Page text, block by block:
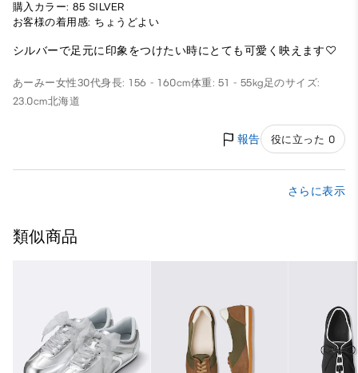
購入カラー: 85 SILVER
お客様の着用感: ちょうどよい
シルバーで足元に印象をつけたい時にとても可愛く映えます♡
あーみー女性30代身長: 156 - 160cm体重: 51 - 55kg足のサイズ:
23.0cm北海道
報告 役に立った 0
さらに表示
類似商品